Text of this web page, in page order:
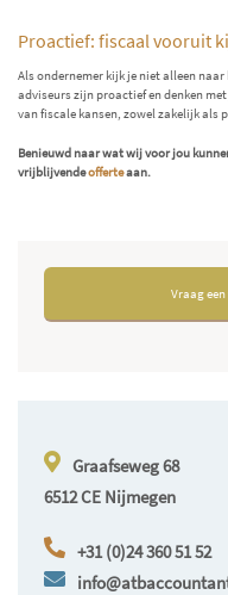
Proactief: fiscaal vooruit
Als ondernemer kijk je niet alleen
adviseurs zijn proactief en denken
van fiscale kansen, zowel zakelijk als
Benieuwd naar wat wij voor jou
vrijblijvendeofferteaan.
Vraag
Graafseweg 68
6512 CE Nijmegen
+31 (0)24 360 51 52